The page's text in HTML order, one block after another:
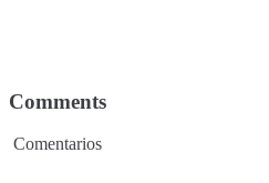
Comments
Comentarios